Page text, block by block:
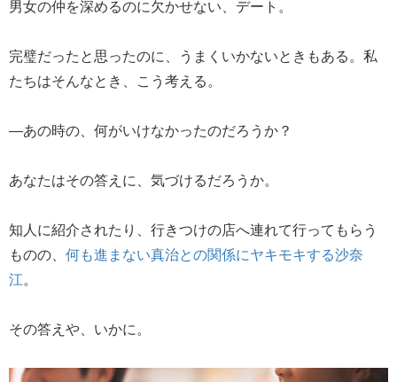
男女の仲を深めるのに欠かせない、デート。
完璧だったと思ったのに、うまくいかないときもある。私
たちはそんなとき、こう考える。
―あの時の、何がいけなかったのだろうか？
あなたはその答えに、気づけるだろうか。
知人に紹介されたり、行きつけの店へ連れて行ってもらう
ものの、 何も進まない真治との関係にヤキモキする沙奈
江。
その答えや、いかに。